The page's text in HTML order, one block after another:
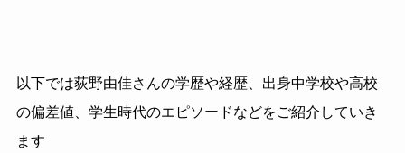
以下では荻野由佳さんの学歴や経歴、出身中学校や高校
の偏差値、学生時代のエピソードなどをご紹介していき
ます